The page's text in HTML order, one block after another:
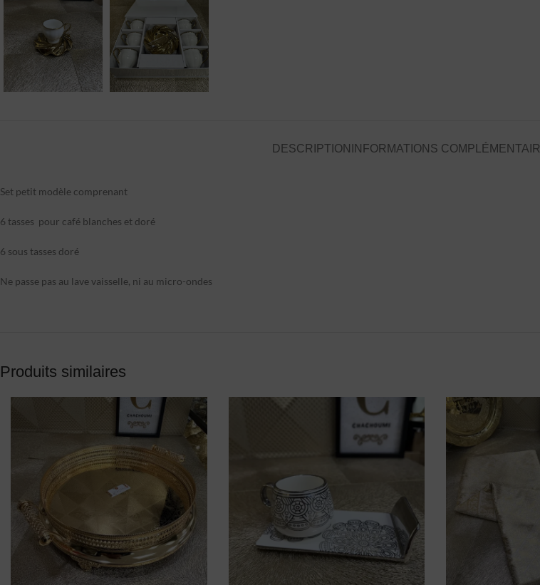
DESCRIPTION INFORMATIONS
Set petit modèle comprenant
6 tasses pour café blanches et doré
6 sous tasses doré
Ne passe pas au lave vaisselle, ni au micro-ondes
Produits similaires